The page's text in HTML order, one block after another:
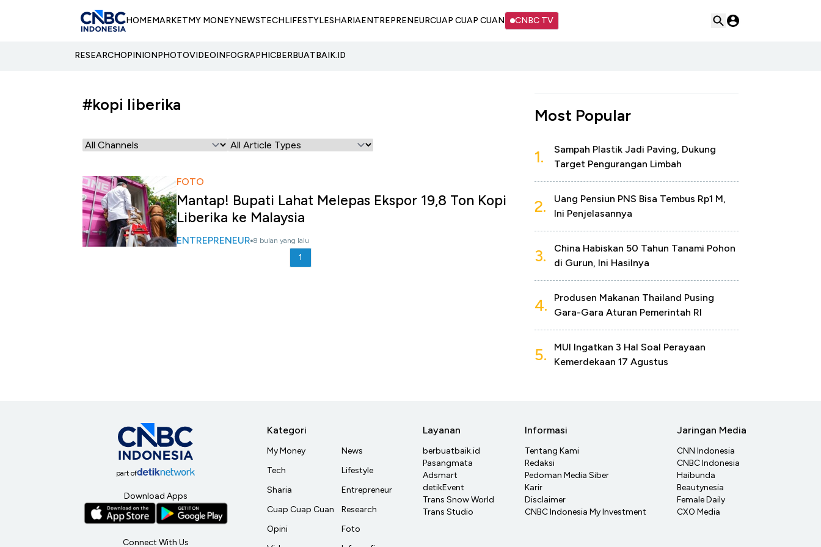
HOMEMARKETMY MONEYNEWSTECHLIFESTYLESHARIAENTREPRENEURCUAP CUAP CUAN CNBC TV
RESEARCHOPINIONPHOTOVIDEOINFOGRAPHICBERBUATBAIK.ID
#kopi liberika
FOTO
Mantap! Bupati Lahat Melepas Ekspor 19,8 Ton Kopi
Liberika ke Malaysia
ENTREPRENEUR 8 bulan yang lalu
1
Most Popular
1.
Sampah Plastik Jadi Paving, Dukung
Target Pengurangan Limbah
2.
Uang Pensiun PNS Bisa Tembus Rp1 M,
Ini Penjelasannya
3.
China Habiskan 50 Tahun Tanami Pohon
di Gurun, Ini Hasilnya
4.
Produsen Makanan Thailand Pusing
Gara-Gara Aturan Pemerintah RI
5.
MUI Ingatkan 3 Hal Soal Perayaan
Kemerdekaan 17 Agustus
part of
Download Apps
Connect With Us
Kategori
My Money
Tech
Sharia
Cuap Cuap Cuan
Opini
News
Lifestyle
Entrepreneur
Research
Foto
Layanan
berbuatbaik.id
Pasangmata
Adsmart
detikEvent
Trans Snow World
Trans Studio
Informasi
Tentang Kami
Redaksi
Pedoman Media Siber
Karir
Disclaimer
CNBC Indonesia My Investment
Jaringan Media
CNN Indonesia
CNBC Indonesia
Haibunda
Beautynesia
Female Daily
CXO Media